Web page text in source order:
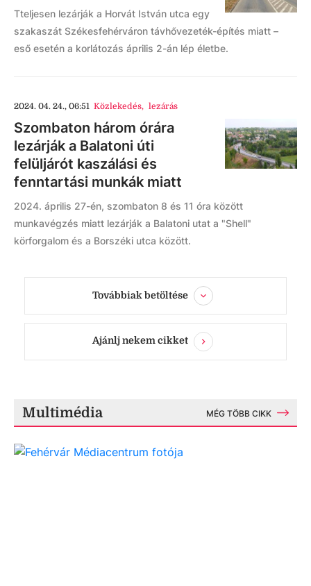
Tteljesen lezárják a Horvát István utca egy
szakaszát Székesfehérváron távhővezeték-építés miatt –
eső esetén a korlátozás április 2-án lép életbe.
2024. 04. 24., 06:51 Közlekedés, lezárás
Szombaton három órára
lezárják a Balatoni úti
felüljárót kaszálási és
fenntartási munkák miatt
2024. április 27-én, szombaton 8 és 11 óra között
munkavégzés miatt lezárják a Balatoni utat a "Shell"
körforgalom és a Borszéki utca között.
Továbbiak betöltése
Ajánlj nekem cikket
Multimédia MÉG TÖBB CIKK